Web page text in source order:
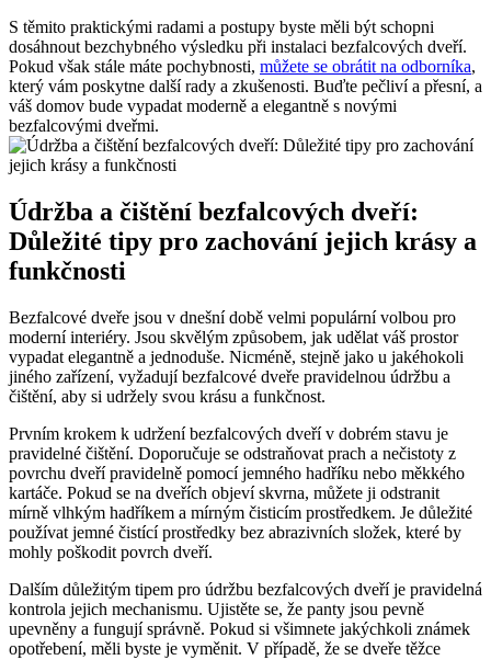
S těmito praktickými radami a postupy byste měli být schopni
dosáhnout bezchybného výsledku při instalaci bezfalcových dveří.
Pokud však stále máte pochybnosti, můžete se obrátit na odborníka,
který vám poskytne další rady a zkušenosti. Buďte pečliví a přesní, a
váš domov bude vypadat moderně a elegantně s novými
bezfalcovými dveřmi.
Údržba a čištění bezfalcových dveří:
Důležité tipy pro zachování jejich krásy a
funkčnosti
Bezfalcové dveře jsou v dnešní době velmi populární volbou pro
moderní interiéry. Jsou skvělým způsobem, jak udělat váš prostor
vypadat elegantně a jednoduše. Nicméně, stejně jako u jakéhokoli
jiného zařízení, vyžadují bezfalcové dveře pravidelnou údržbu a
čištění, aby si udržely svou krásu a funkčnost.
Prvním krokem k udržení bezfalcových dveří v dobrém stavu je
pravidelné čištění. Doporučuje se odstraňovat prach a nečistoty z
povrchu dveří pravidelně pomocí jemného hadříku nebo měkkého
kartáče. Pokud se na dveřích objeví skvrna, můžete ji odstranit
mírně vlhkým hadříkem a mírným čisticím prostředkem. Je důležité
používat jemné čistící prostředky bez abrazivních složek, které by
mohly poškodit povrch dveří.
Dalším důležitým tipem pro údržbu bezfalcových dveří je pravidelná
kontrola jejich mechanismu. Ujistěte se, že panty jsou pevně
upevněny a fungují správně. Pokud si všimnete jakýchkoli známek
opotřebení, měli byste je vyměnit. V případě, že se dveře těžce